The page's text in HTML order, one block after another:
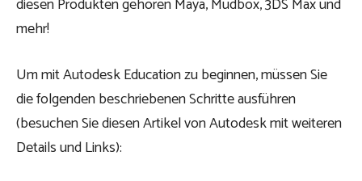
diesen Produkten gehören Maya, Mudbox, 3DS Max und
mehr!
Um mit Autodesk Education zu beginnen, müssen Sie
die folgenden beschriebenen Schritte ausführen
(besuchen Sie diesen Artikel von Autodesk mit weiteren
Details undLinks):